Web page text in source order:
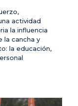
actividad
la influencia
la cancha y
la educación,